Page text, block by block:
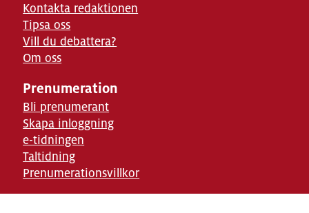
Kontakta redaktionen
Tipsa oss
Vill du debattera?
Om oss
Prenumeration
Bli prenumerant
Skapa inloggning
e-tidningen
Taltidning
Prenumerationsvillkor